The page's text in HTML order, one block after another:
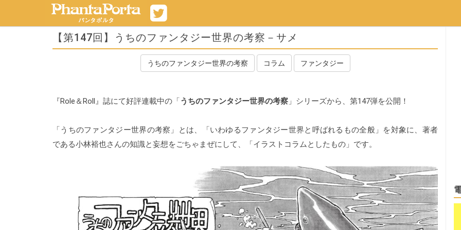
【第147回】うちのファンタジー世界の考察－サメ
うちのファンタジー世界の考察 コラム ファンタジー
『Role＆Roll』誌にて好評連載中の「うちのファンタジー世界の考察 」シリーズから、第147弾を公開！
「うちのファンタジー世界の考察」とは、「いわゆるファンタジー世界と呼ばれるもの全般」を対象に、著者
である小林裕也さんの知識と妄想をごちゃまぜにして、「イラストコラムとしたもの」です。